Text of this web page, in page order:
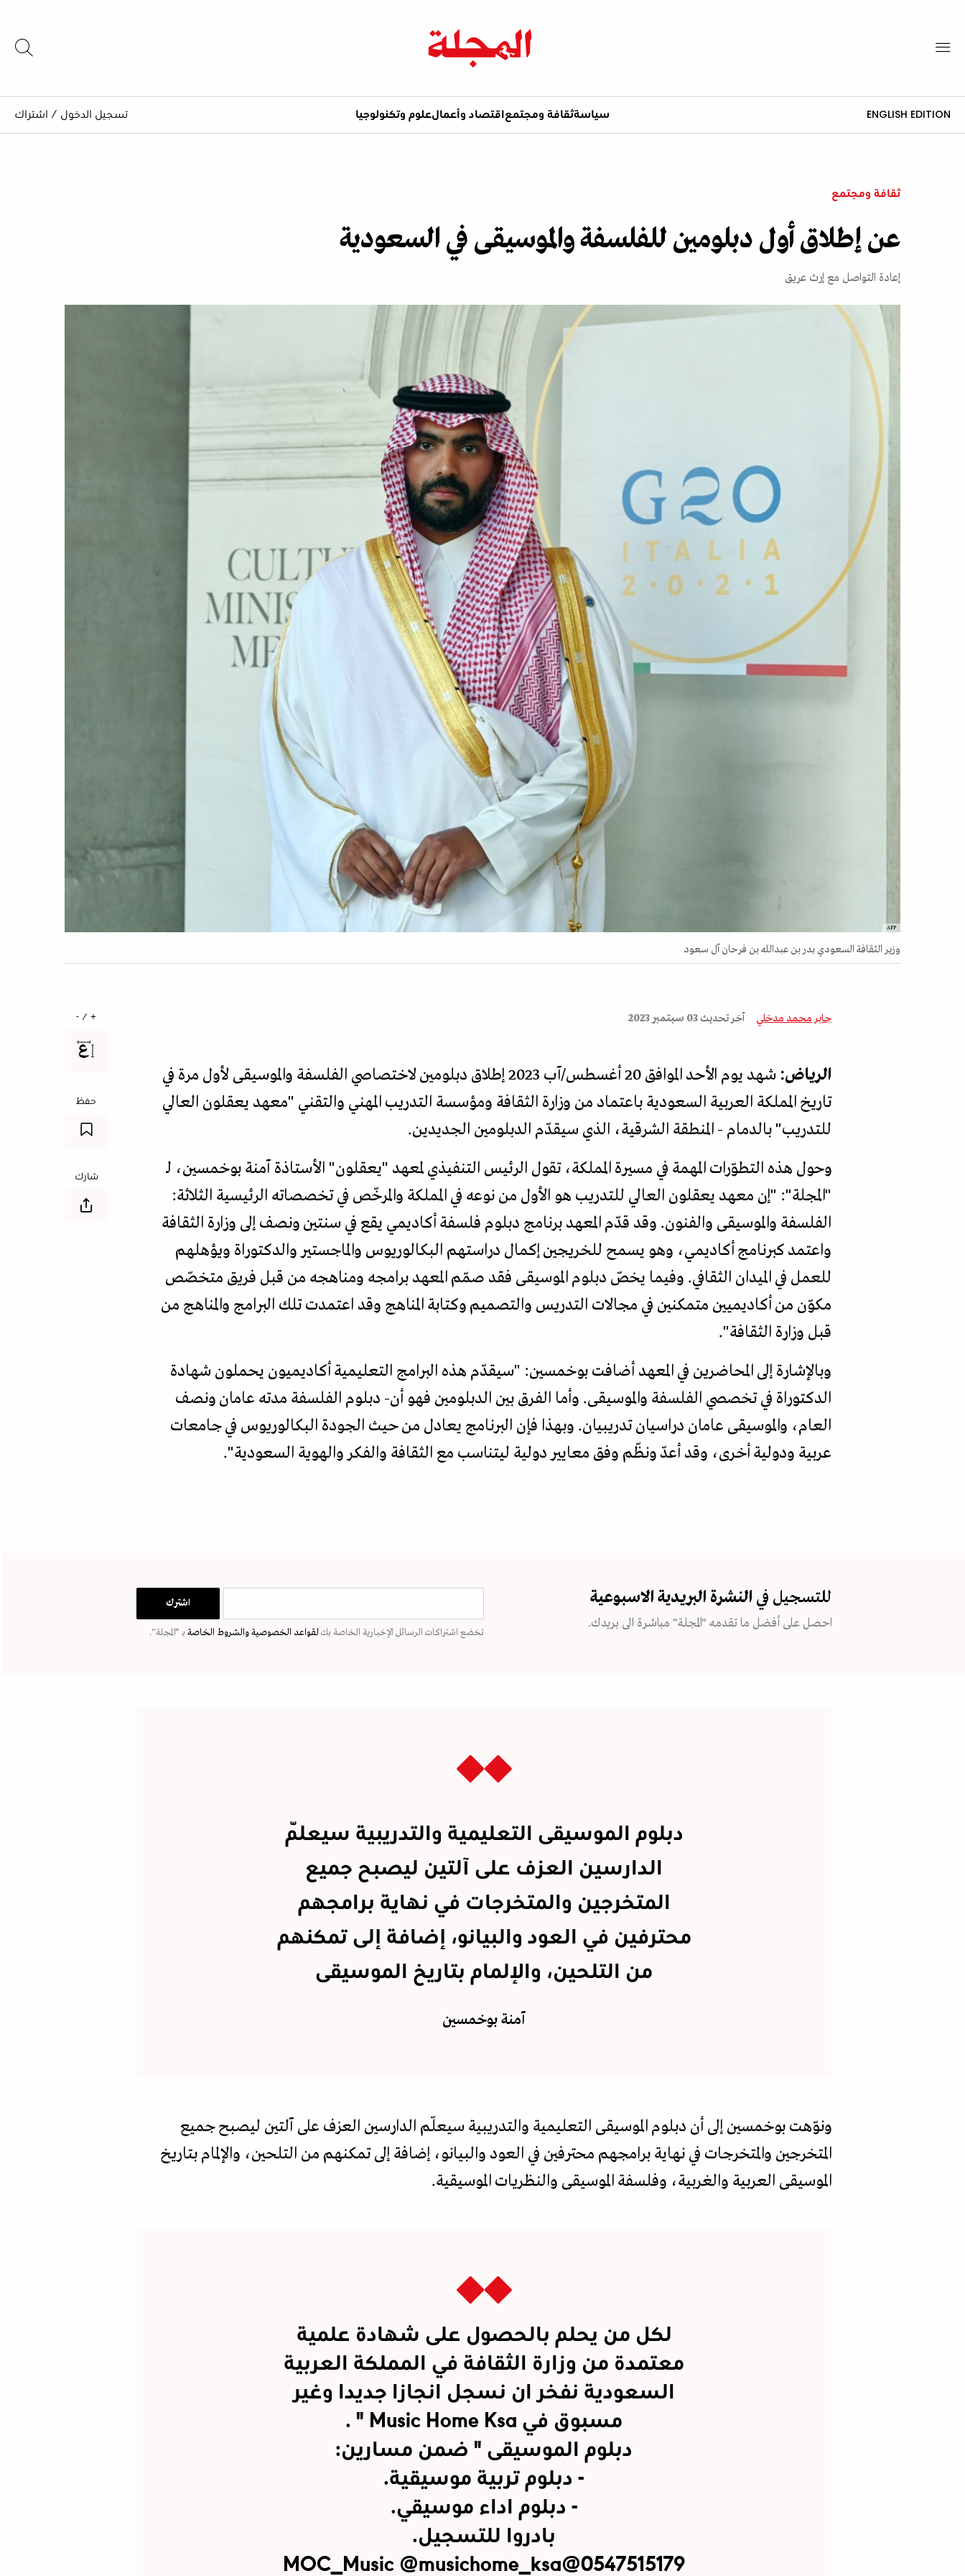
ENGLISH EDITION سياسةثقافة ومجتمع اقتصاد وأعمالعلوم وتكنولوجيا تسجيل الدخول / اشتراك
ثقافة ومجتمع
عن إطلاق أول دبلومين للفلسفة والموسيقى في السعودية
إعادة التواصل مع إرث عريق
AFP
وزير الثقافة السعودي بدر بن عبدالله بن فرحان آل سعود
جابر محمد مدخلي آخر تحديث 03 سبتمبر 2023
الرياض:
شهد يوم الأحد الموافق 20 أغسطس/آب 2023 إطلاق دبلومين لاختصاصي الفلسفة والموسيقى لأول مرة في
تاريخ المملكة العربية السعودية باعتماد من وزارة الثقافة ومؤسسة التدريب المهني والتقني "معهد يعقلون العالي
للتدريب" بالدمام - المنطقة الشرقية، الذي سيقدّم الدبلومين الجديدين.
وحول هذه التطوّرات المهمة في مسيرة المملكة، تقول الرئيس التنفيذي لمعهد "يعقلون" الأستاذة آمنة بوخمسين، لـ
"المجلة": "إن معهد يعقلون العالي للتدريب هو الأول من نوعه في المملكة والمرخّص في تخصصاته الرئيسية الثلاثة:
الفلسفة والموسيقى والفنون. وقد قدّم المعهد برنامج دبلوم فلسفة أكاديمي يقع في سنتين ونصف إلى وزارة الثقافة
واعتمد كبرنامج أكاديمي، وهو يسمح للخريجين إكمال دراستهم البكالوريوس والماجستير والدكتوراة ويؤهلهم
للعمل في الميدان الثقافي. وفيما يخصّ دبلوم الموسيقى فقد صمّم المعهد برامجه ومناهجه من قبل فريق متخصّص
مكوّن من أكاديميين متمكنين في مجالات التدريس والتصميم وكتابة المناهج وقد اعتمدت تلك البرامج والمناهج من
قبل وزارة الثقافة".
وبالإشارة إلى المحاضرين في المعهد أضافت بوخمسين: "سيقدّم هذه البرامج التعليمية أكاديميون يحملون شهادة
الدكتوراة في تخصصي الفلسفة والموسيقى. وأما الفرق بين الدبلومين فهو أن- دبلوم الفلسفة مدته عامان ونصف
العام، والموسيقى عامان دراسيان تدريبيان. وبهذا فإن البرنامج يعادل من حيث الجودة البكالوريوس في جامعات
عربية ودولية أخرى، وقد أعدّ ونظّم وفق معايير دولية ليتناسب مع الثقافة والفكر والهوية السعودية".
للتسجيل في النشرة البريدية الاسبوعية
احصل على أفضل ما تقدمه "المجلة" مباشرة الى بريدك.
تخضع اشتراكات الرسائل الإخبارية الخاصة بكلقواعد الخصوصيةوالشروط الخاصة بـ “المجلة".
دبلوم الموسيقى التعليمية والتدريبية سيعلّم
الدارسين العزف على آلتين ليصبح جميع
المتخرجين والمتخرجات في نهاية برامجهم
محترفين في العود والبيانو، إضافة إلى تمكنهم
من التلحين، والإلمام بتاريخ الموسيقى
آمنة بوخمسين
ونوّهت بوخمسين إلى أن دبلوم الموسيقى التعليمية والتدريبية سيعلّم الدارسين العزف على آلتين ليصبح جميع
المتخرجين والمتخرجات في نهاية برامجهم محترفين في العود والبيانو، إضافة إلى تمكنهم من التلحين، والإلمام بتاريخ
الموسيقى العربية والغربية، وفلسفة الموسيقى والنظريات الموسيقية.
لكل من يحلم بالحصول على شهادة علمية
معتمدة من وزارة الثقافة في المملكة العربية
السعودية نفخر ان نسجل انجازا جديدا وغير
مسبوق في Music Home Ksa " .
دبلوم الموسيقى " ضمن مسارين:
- دبلوم تربية موسيقية.
- دبلوم اداء موسيقي.
بادروا للتسجيل.
0547515179
@MOC_Music
@musichome_ksa
+ / -
حفظ
شارك